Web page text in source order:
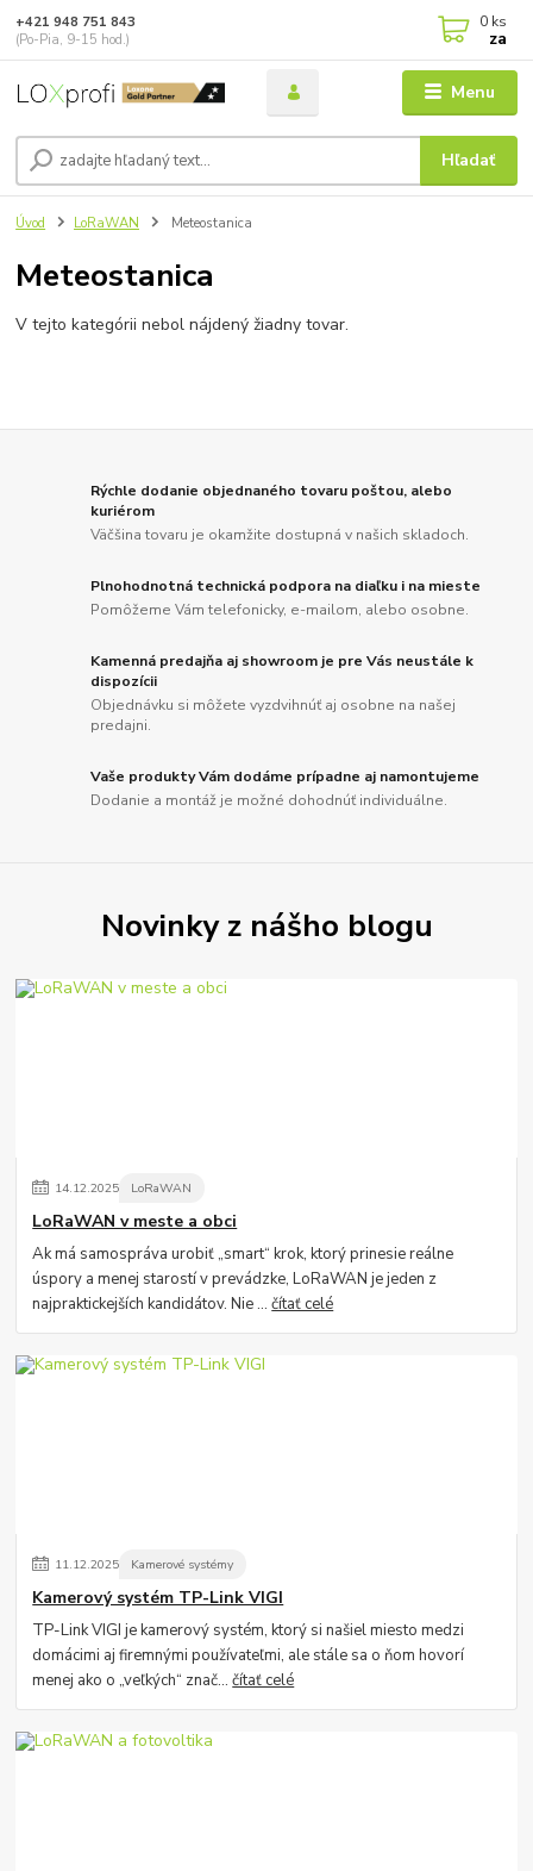
Menu
Hľadať
+421 948 751 843
(Po-Pia, 9-15 hod.)
0 ks
za
Úvod LoRaWAN Meteostanica
Meteostanica
V tejto kategórii nebol nájdený žiadny tovar.
Rýchle dodanie objednaného tovaru poštou, alebo
kuriérom
Väčšina tovaru je okamžite dostupná v našich skladoch.
Plnohodnotná technická podpora na diaľku i na mieste
Pomôžeme Vám telefonicky, e-mailom, alebo osobne.
Kamenná predajňa aj showroom je pre Vás neustále k
dispozícii
Objednávku si môžete vyzdvihnúť aj osobne na našej
predajni.
Vaše produkty Vám dodáme prípadne aj namontujeme
Dodanie a montáž je možné dohodnúť individuálne.
Novinky z nášho blogu
14.12.2025 LoRaWAN
LoRaWAN v meste a obci
Ak má samospráva urobiť „smart“ krok, ktorý prinesie reálne
úspory a menej starostí v prevádzke, LoRaWAN je jeden z
najpraktickejších kandidátov. Nie ...čítať celé
11.12.2025 Kamerové systémy
Kamerový systém TP-Link VIGI
TP-Link VIGI je kamerový systém, ktorý si našiel miesto medzi
domácimi aj firemnými používateľmi, ale stále sa o ňom hovorí
menej ako o „veľkých“ znač...čítať celé